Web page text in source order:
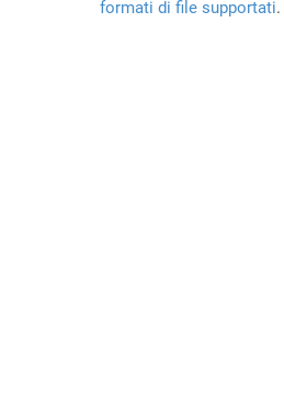
formati di file supportati.